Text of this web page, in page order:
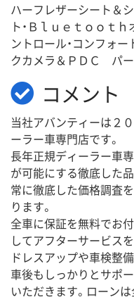
ハーフレザーシート＆
ト・Ｂｌｕｅｔｏｏｔ
ントロール・コンフォー
クカメラ＆ＰＤＣ パ
コメント
当社アバンティーは２
ーラー車専門店です。
長年正規ディーラー車
が可能にする徹底した品
常に徹底した価格調査
ります。
全車に保証を無料でお
してアフターサービスを
ドレスアップや車検整
車後もしっかりとサポ
いただきます。ローン